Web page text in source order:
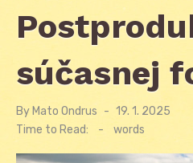
súčasnej
By Mato Ondrus
Posted
on
19. 1. 2025
Time to Read:
- words